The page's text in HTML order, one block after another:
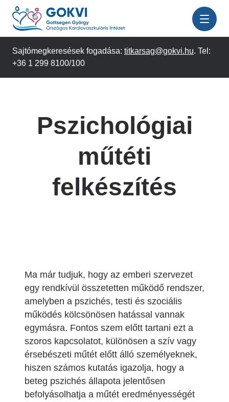
Ugrás
tartalomra
Sajtómegkeresések fogadása: titkarsag@gokvi.hu. Tel:
+36 1 299 8100/100
Pszichológiai
műtéti
felkészítés
Ma már tudjuk, hogy az emberi szervezet
egy rendkívül összetetten működő rendszer,
amelyben a pszichés, testi és szociális
működés kölcsönösen hatással vannak
egymásra. Fontos szem előtt tartani ezt a
szoros kapcsolatot, különösen a szív vagy
érsebészeti műtét előtt álló személyeknek,
hiszen számos kutatás igazolja, hogy a
beteg pszichés állapota jelentősen
befolyásolhatja a műtét eredményességét